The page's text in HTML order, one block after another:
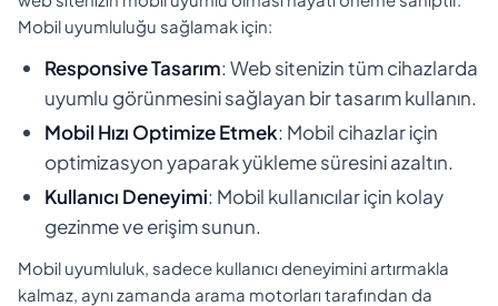
Mobil uyumluluğu sağlamak için:
Responsive Tasarım: Web sitenizin tüm cihazlarda
uyumlu görünmesini sağlayan bir tasarım kullanın.
Mobil Hızı Optimize Etmek: Mobil cihazlar için
optimizasyon yaparak yükleme süresini azaltın.
Kullanıcı Deneyimi: Mobil kullanıcılar için kolay
gezinme ve erişim sunun.
Mobil uyumluluk, sadece kullanıcı deneyimini artırmakla
kalmaz, aynı zamanda arama motorları tarafından da